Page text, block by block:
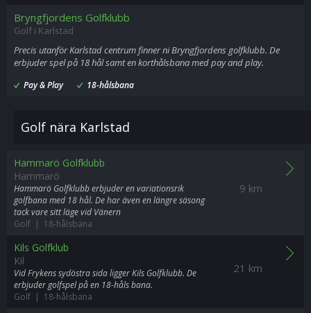
Bryngfjordens Golfklubb
Golf i Karlstad
Precis utanför Karlstad centrum finner ni Bryngfjordens golfklubb. De
erbjuder spel på 18 hål samt en korthålsbana med pay and play.
Pay & Play 18-hålsbana
Golf nära Karlstad
9 km
Hammarö Golfklubb
Hammarö
Hammarö Golfklubb erbjuder en variationsrik
golfbana med 18 hål. De har även en längre säsong
tack vare sitt läge vid Vänern
Golf | 18-hålsbana
21 km
Kils Golfklub
Kil
Vid Frykens sydöstra sida ligger Kils Golfklubb. De
erbjuder golfspel på en 18-håls bana.
Golf | 18-hålsbana